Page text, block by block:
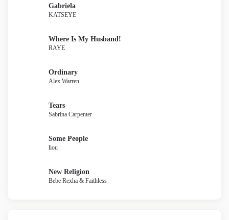
Gabriela
KATSEYE
Where Is My Husband!
RAYE
Ordinary
Alex Warren
Tears
Sabrina Carpenter
Some People
liou
New Religion
Bebe Rexha & Faithless